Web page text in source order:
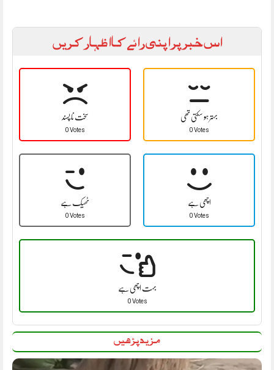
اس خبر پر اپنی رائے کا اظہار کریں
سخت نا پسند
0 Votes
بہتر ہو سکتی تھی
0 Votes
ٹھیک ہے
0 Votes
اچھی ہے
0 Votes
بہت اچھی ہے
0 Votes
مزید پڑھیں